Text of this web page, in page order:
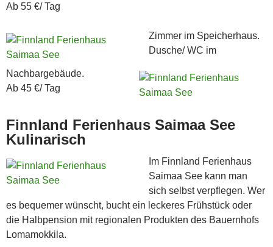
Ab 55 €/ Tag
Zimmer im Speicherhaus.
Dusche/ WC im
Nachbargebäude.
Ab 45 €/ Tag
Finnland Ferienhaus Saimaa See
Kulinarisch
Im Finnland Ferienhaus
Saimaa See kann man
sich selbst verpflegen. Wer
es bequemer wünscht, bucht ein leckeres Frühstück oder
die Halbpension mit regionalen Produkten des Bauernhofs
Lomamokkila.